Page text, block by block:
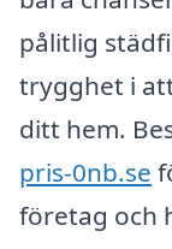
pålitlig
trygghet i
ditt hem.
pris-0nb.se
företag och